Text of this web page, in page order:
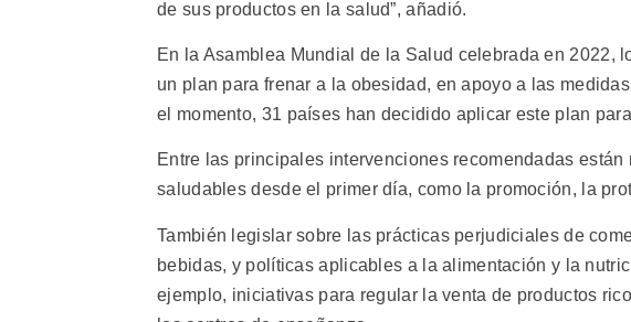
de sus productos en la salud”, añadió.
En la Asamblea Mundial de la Salud celebrada en 2022,
un plan para frenar a la obesidad, en apoyo a las
el momento, 31 países han decidido aplicar este plan
Entre las principales intervenciones recomendadas
saludables desde el primer día, como la promoción, la
También legislar sobre las prácticas perjudiciales de
bebidas, y políticas aplicables a la alimentación y la
ejemplo, iniciativas para regular la venta de productos